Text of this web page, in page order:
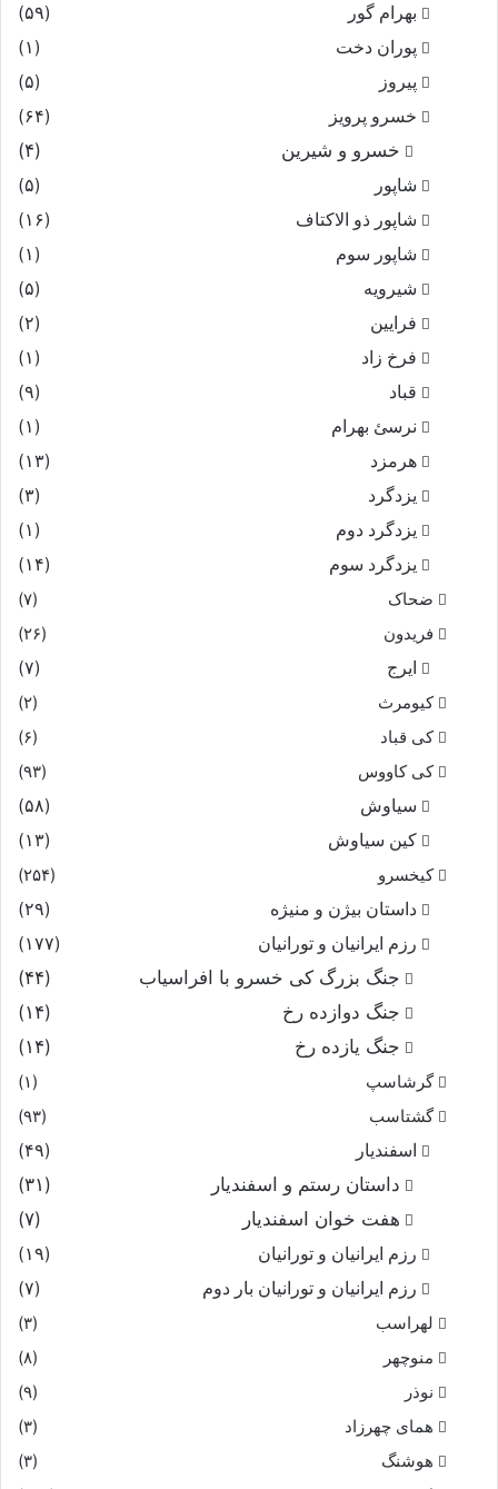
بهرام گور
(۵۹)
پوران دخت
(۱)
پیروز
(۵)
خسرو پرویز
(۶۴)
خسرو و شیرین (۴)
شاپور
(۵)
شاپور ذو الاکتاف
(۱۶)
شاپور سوم‏
(۱)
شیرویه
(۵)
فرایین
(۲)
فرخ زاد
(۱)
قباد
(۹)
نرسئ بهرام‏
(۱)
هرمزد
(۱۳)
یزدگرد
(۳)
یزدگرد دوم
(۱)
یزدگرد سوم
(۱۴)
ضحاک
(۷)
فریدون
(۲۶)
ایرج
(۷)
کیومرث
(۲)
کی قباد
(۶)
کی کاووس
(۹۳)
سیاوش
(۵۸)
کین سیاوش
(۱۳)
کیخسرو
(۲۵۴)
داستان بیژن و منیژه
(۲۹)
رزم ایرانیان و تورانیان
(۱۷۷)
جنگ بزرگ کی خسرو با افراسیاب
(۴۴)
جنگ دوازده رخ
(۱۴)
جنگ یازده رخ
(۱۴)
گرشاسپ
(۱)
گشتاسب
(۹۳)
اسفندیار
(۴۹)
داستان رستم و اسفندیار
(۳۱)
هفت خوان اسفندیار
(۷)
رزم ایرانیان و تورانیان
(۱۹)
رزم ایرانیان و تورانیان بار دوم
(۷)
لهراسب
(۳)
منوچهر
(۸)
نوذر
(۹)
هماى چهرزاد
(۳)
هوشنگ
(۳)